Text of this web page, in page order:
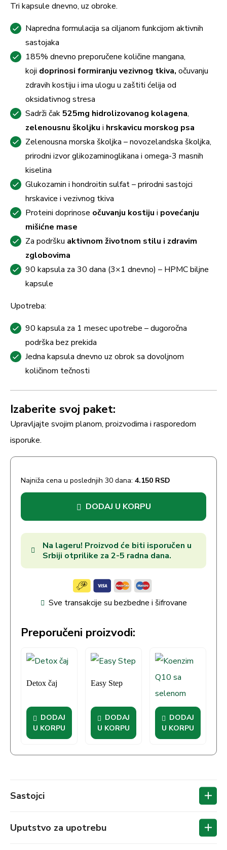
Tri kapsule dnevno, uz obroke.
Napredna formulacija sa ciljanom funkcijom aktivnih
sastojaka
185% dnevno preporučene količine mangana,
koji doprinosi formiranju vezivnog tkiva, očuvanju
zdravih kostiju i ima ulogu u zaštiti ćelija od
oksidativnog stresa
Sadrži čak525mg hidrolizovanog kolagena,
zelenousnu školjku i hrskavicu morskog psa
Zelenousna morska školjka – novozelandska školjka,
prirodni izvor glikozaminoglikana i omega-3 masnih
kiselina
Glukozamin i hondroitin sulfat – prirodni sastojci
hrskavice i vezivnog tkiva
Proteini doprinose očuvanju kostiju i povećanju
mišićne mase
Za podršku aktivnom životnom stilu i zdravim
zglobovima
90 kapsula za 30 dana (3×1 dnevno) – HPMC biljne
kapsule
Upotreba:
90 kapsula za 1 mesec upotrebe – dugoročna
podrška bez prekida
Jedna kapsula dnevno uz obrok sa dovoljnom
količinom tečnosti
Izaberite svoj paket:
Upravljajte svojim planom, proizvodima i rasporedom
isporuke.
Najniža cena u poslednjih 30 dana: 4.150 RSD
DODAJ U KORPU
Na lageru! Proizvod će biti isporučen u
Srbiji otprilike za 2-5 radna dana.
Sve transakcije su bezbedne i šifrovane
Preporučeni proizvodi:
Detox čaj
DODAJ
U KORPU
Easy Step
DODAJ
U KORPU
Koenzim Q10
sa selenom
DODAJ
U KORPU
Sastojci
Sastojci: zelenousna školjka, riblji kolagen,
Uputstvo za upotrebu